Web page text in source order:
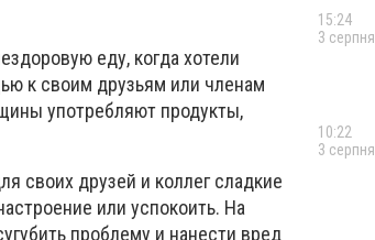
еду, когда хотели
к своим друзьям или членам
употребляют продукты,
своих друзей и коллег сладкие
или успокоить. На
проблему и нанести вред
15:24
3 серпня
10:22
3 серпня